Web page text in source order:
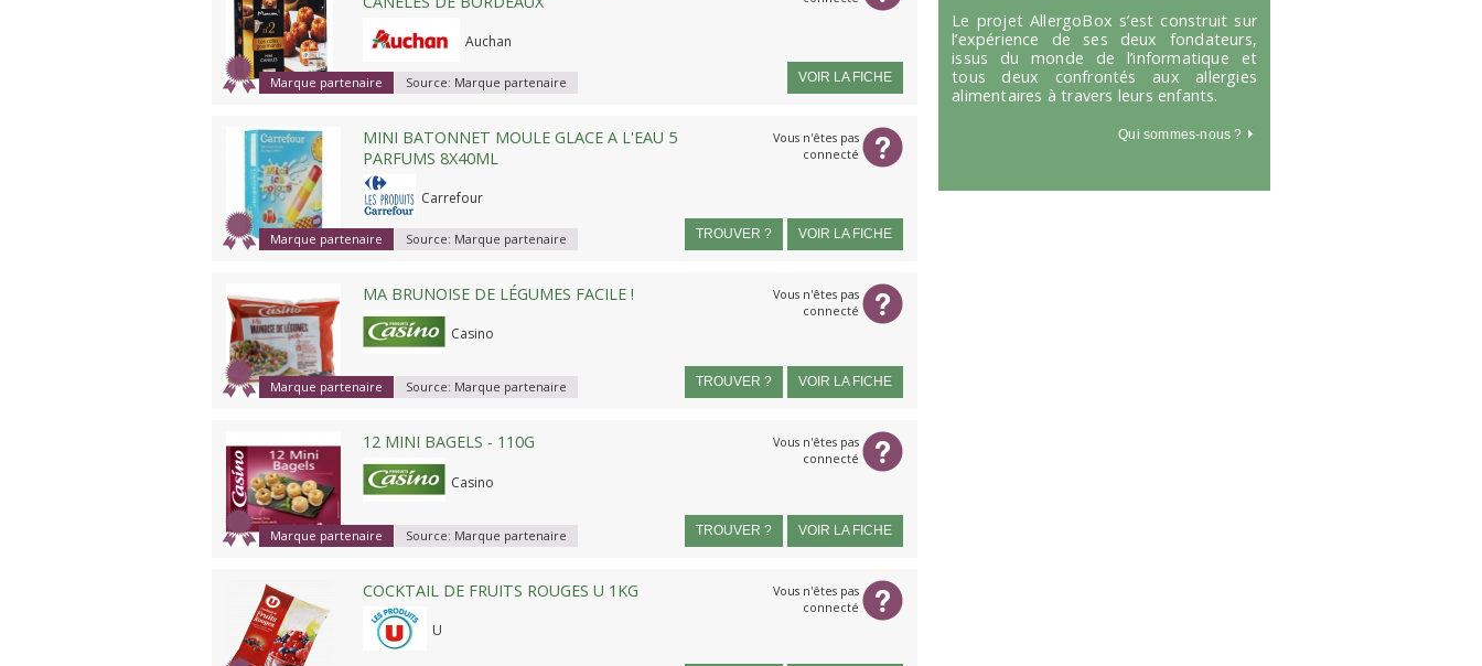
Le projet AllergoBox s’est construit sur
l’expérience de ses deux fondateurs,
issus du monde de l’informatique et
tous deux confrontés aux allergies
alimentaires à travers leurs enfants.
Qui sommes-nous ?
Auchan
Marque partenaire Source: Marque partenaire VOIR LA FICHE
MINI BATONNET MOULE GLACE A L'EAU 5
PARFUMS 8X40ML
Carrefour
Marque partenaire Source: Marque partenaire TROUVER ?
Vous n'êtes pas
connecté
VOIR LA FICHE
MA BRUNOISE DE LÉGUMES FACILE !
Casino
Marque partenaire Source: Marque partenaire TROUVER ?
Vous n'êtes pas
connecté
VOIR LA FICHE
12 MINI BAGELS - 110G
Casino
Marque partenaire Source: Marque partenaire TROUVER ?
Vous n'êtes pas
connecté
VOIR LA FICHE
COCKTAIL DE FRUITS ROUGES U 1KG
U
Vous n'êtes pas
connecté